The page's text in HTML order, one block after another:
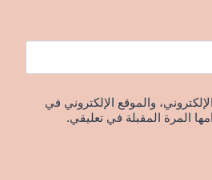
والموقع الإلكتروني في
المرة المقبلة في تعليقي.